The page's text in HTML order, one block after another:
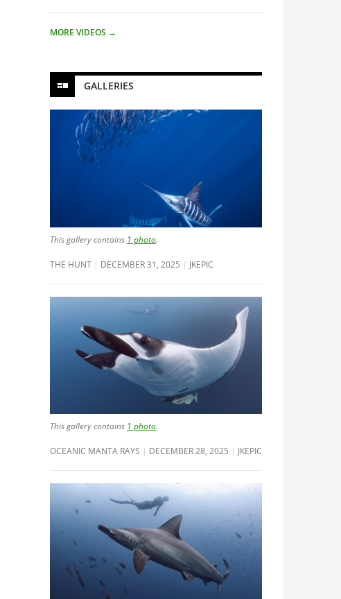
MORE VIDEOS →
GALLERIES
This gallery contains 1 photo.
THE HUNT DECEMBER 31, 2025 JKEPIC
This gallery contains 1 photo.
OCEANIC MANTA RAYS DECEMBER 28, 2025 JKEPIC